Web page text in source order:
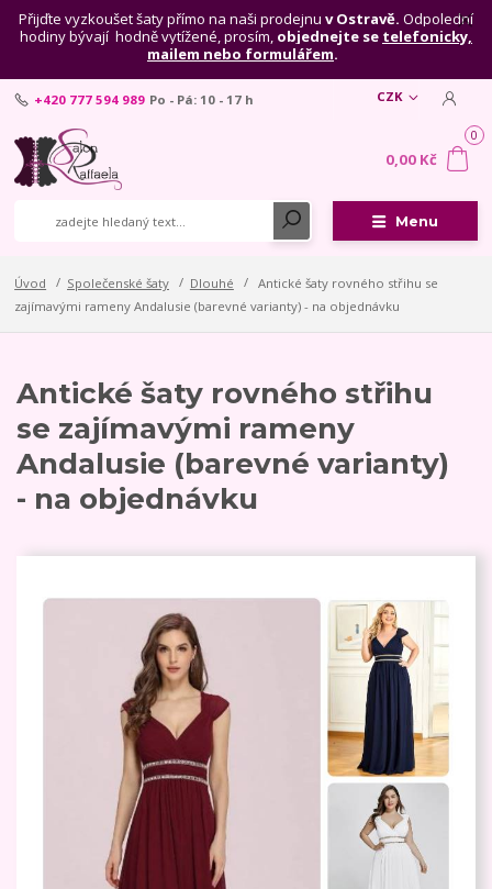
Přijďte vyzkoušet šaty přímo na naši prodejnu v Ostravě. Odpolední
hodiny bývají hodně vytížené, prosím, objednejte se telefonicky,
mailem nebo formulářem.
Menu
CZK
+420 777 594 989 Po - Pá: 10 - 17 h
0
0,00 Kč
Úvod Společenské šaty Dlouhé
Antické šaty rovného střihu se
zajímavými rameny Andalusie (barevné varianty) - na objednávku
Antické šaty rovného střihu
se zajímavými rameny
Andalusie (barevné varianty)
- na objednávku